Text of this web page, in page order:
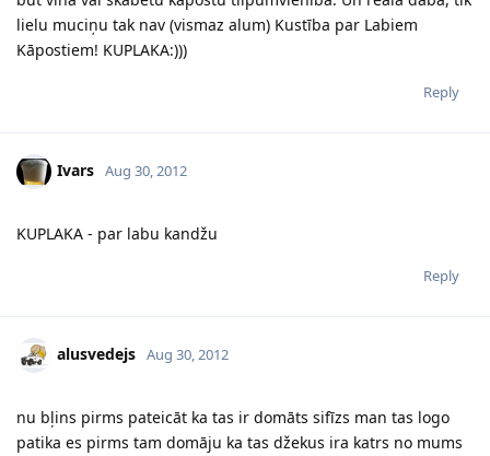
lielu muciņu tak nav (vismaz alum) Kustība par Labiem
Kāpostiem! KUPLAKA:)))
Reply
Ivars Aug 30, 2012
KUPLAKA - par labu kandžu
Reply
alusvedejs Aug 30, 2012
nu bļins pirms pateicāt ka tas ir domāts sifīzs man tas logo
patika es pirms tam domāju ka tas džekus ira katrs no mums